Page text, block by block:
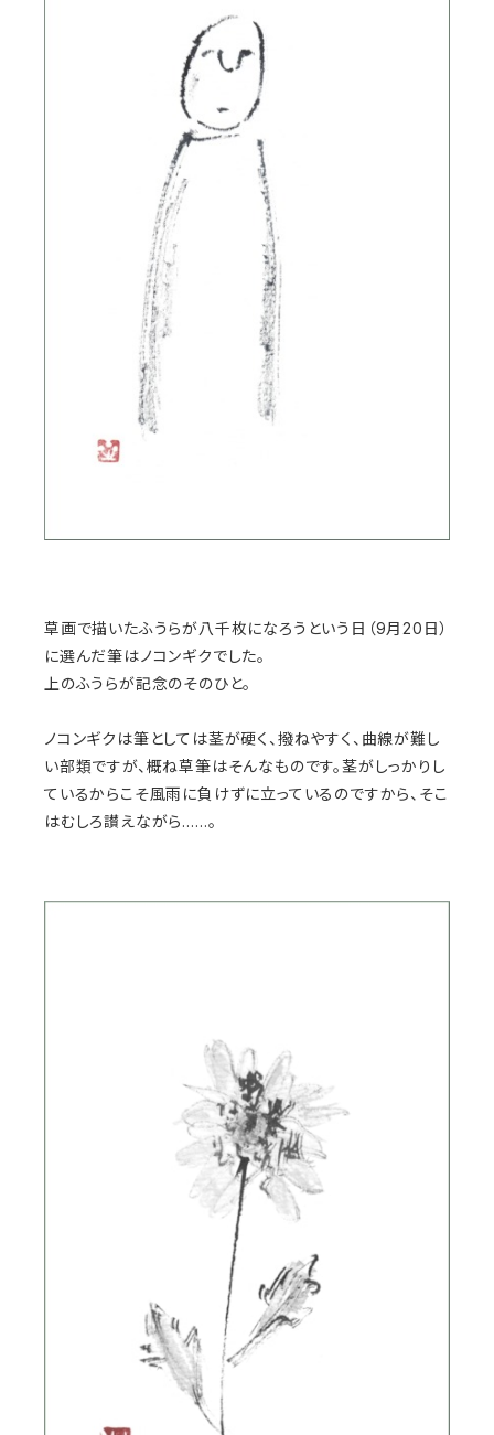
草画で描いたふうらが八千枚になろうという日（9月20日）
に選んだ筆はノコンギクでした。
上のふうらが記念のそのひと。
ノコンギクは筆としては茎が硬く、撥ねやすく、曲線が難し
い部類ですが、概ね草筆はそんなものです。茎がしっかりし
ているからこそ風雨に負けずに立っているのですから、そこ
はむしろ讃えながら……。